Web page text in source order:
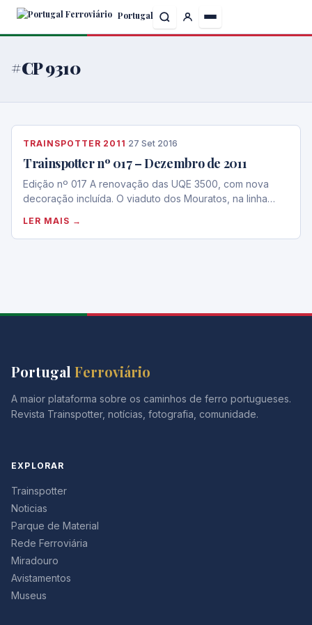
Skip
content
Portugal
#CP 9310
TRAINSPOTTER 2011 ·27 Set 2016
Trainspotter nº 017 – Dezembro de 2011
Edição nº 017 A renovação das UQE 3500, com nova
decoração incluída. O viaduto dos Mouratos, na linha…
LER MAIS →
Portugal Ferroviário
A maior plataforma sobre os caminhos de ferro portugueses.
Revista Trainspotter, notícias, fotografia, comunidade.
EXPLORAR
Trainspotter
Noticias
Parque de Material
Rede Ferroviária
Miradouro
Avistamentos
Museus